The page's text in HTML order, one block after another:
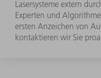
Lasersysteme extern
Experten und
ersten Anzeichen von
kontaktieren wir Sie